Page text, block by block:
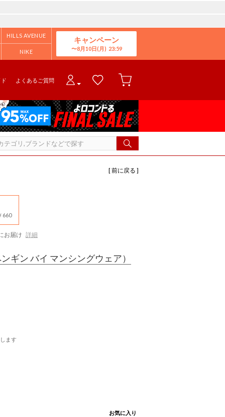
HILLS AVENUE
NIKE
キャンペーン
8月10日(月)
よくあるご質問
[ 前に戻る ]
660
お届け 詳細
ンギン バイ マンシングウェア）
ます
お気に入り